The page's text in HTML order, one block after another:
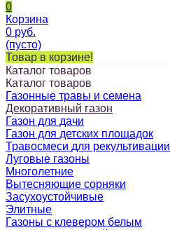
0
Корзина
0 руб.
(пусто)
Товар в корзине!
Каталог товаров
Каталог товаров
Газонные травы и семена
Декоративный газон
Газон для дачи
Газон для детских площадок
Травосмеси для рекультивации
Луговые газоны
Многолетние
Вытесняющие сорняки
Засухоустойчивые
Элитные
Газоны с клевером белым